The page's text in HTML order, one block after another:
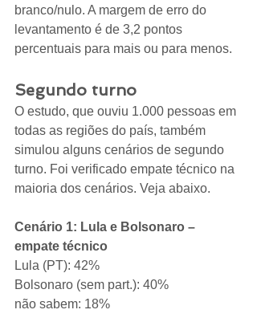
branco/nulo. A margem de erro do
levantamento é de 3,2 pontos
percentuais para mais ou para menos.
Segundo turno
O estudo, que ouviu 1.000 pessoas em
todas as regiões do país, também
simulou alguns cenários de segundo
turno. Foi verificado empate técnico na
maioria dos cenários. Veja abaixo.
Cenário 1: Lula e Bolsonaro –
empate técnico
Lula (PT): 42%
Bolsonaro (sem part.): 40%
não sabem: 18%